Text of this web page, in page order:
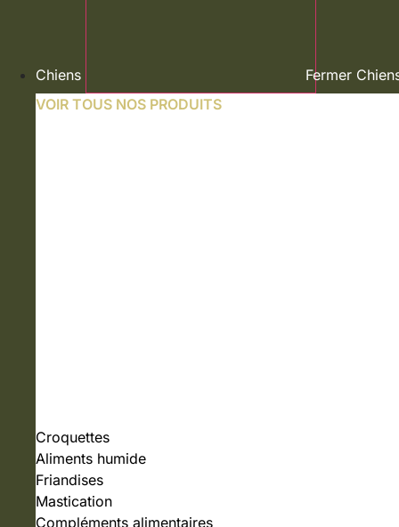
Chiens
Fermer
VOIR TOUS NOS PRODUITS
Croquettes
Aliments humide
Friandises
Mastication
Compléments alimentaires